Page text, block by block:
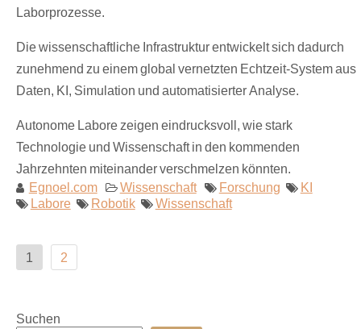
Laborprozesse.
Die wissenschaftliche Infrastruktur entwickelt sich dadurch
zunehmend zu einem global vernetzten Echtzeit-System aus
Daten, KI, Simulation und automatisierter Analyse.
Autonome Labore zeigen eindrucksvoll, wie stark
Technologie und Wissenschaft in den kommenden
Jahrzehnten miteinander verschmelzen könnten.
Egnoel.com
Wissenschaft Forschung
KI
Labore
Robotik Wissenschaft
Seitennummerierung
der
1 2
Suchen